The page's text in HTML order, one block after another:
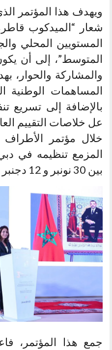
ويهدف هذا المؤتمر
شعار “الميدكوب
المستويين المحلي
المتوسط”، إلى أن
والمشاركة والحوار،
المساهمات الوطنية
بالإضافة إلى تسريع
عل خلاصات التقييم
المزمع تنظيمه في
بين 30 نونبر و 12 دجنبر 2023.
جمع هذا المؤتمر،